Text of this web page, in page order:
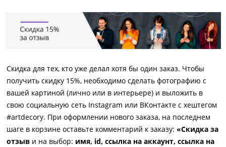
Скидка для тех, кто уже делал хотя бы один заказ. Чтобы
получить скидку 15%, необходимо сделать фотографию с
вашей картиной (лично или в интерьере) и выложить в
свою социальную сеть Instagram или ВКонтакте с хештегом
#artdecory. При оформлении нового заказа, на последнем
шаге в корзине оставьте комментарий к заказу: «Скидка за
отзыв и на выбор: имя, id, ссылка на аккаунт, ссылка на